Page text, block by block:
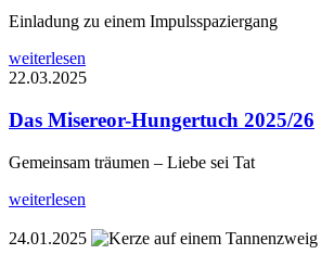
Einladung zu einem Impulsspaziergang
weiterlesen
22.03.2025
Das Misereor-Hungertuch 2025/26
Gemeinsam träumen – Liebe sei Tat
weiterlesen
24.01.2025